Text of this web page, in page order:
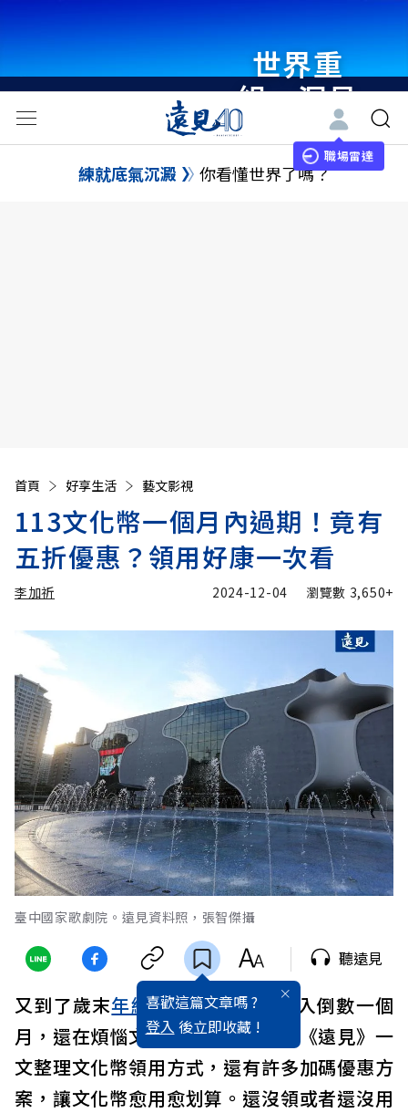
世界重
組・洞見
未來 與
世界領袖
職場雷達
練就底氣沉澱 你看懂世界了嗎？
首頁 好享生活 藝文影視
113文化幣一個月內過期！竟有
五折優惠？領用好康一次看
李加祈 2024-12-04 瀏覽數 3,650+
臺中國家歌劇院。遠見資料照，張智傑攝
喜歡這篇文章嗎 ?
登入 後立即收藏 !
聽遠見
又到了歲末年終，113文化幣 也進入倒數一個
月，還在煩惱文化幣要怎麼花嗎？《遠見》一
文整理文化幣領用方式，還有許多加碼優惠方
案，讓文化幣愈用愈划算。還沒領或者還沒用